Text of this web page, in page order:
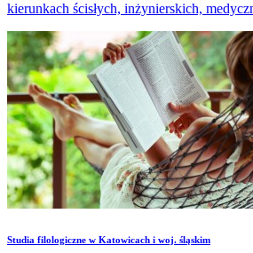
kierunkach ścisłych, inżynierskich,
Studia filologiczne w Katowicach i woj. śląskim